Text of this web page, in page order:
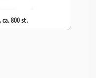
ca. 800 st.